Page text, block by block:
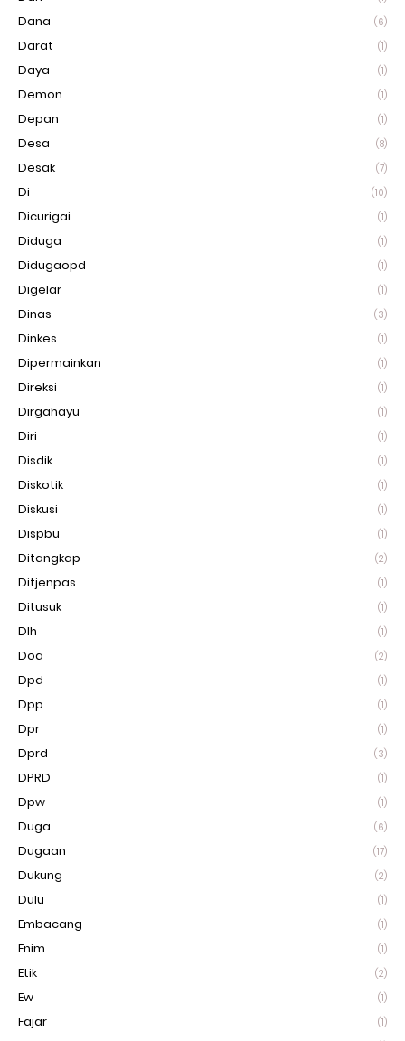
Dana (6)
Darat (1)
Daya (1)
Demon (1)
Depan (1)
Desa (8)
Desak (7)
Di (10)
Dicurigai (1)
Diduga (1)
Didugaopd (1)
Digelar (1)
Dinas (3)
Dinkes (1)
Dipermainkan (1)
Direksi (1)
Dirgahayu (1)
Diri (1)
Disdik (1)
Diskotik (1)
Diskusi (1)
Dispbu (1)
Ditangkap (2)
Ditjenpas (1)
Ditusuk (1)
Dlh (1)
Doa (2)
Dpd (1)
Dpp (1)
Dpr (1)
Dprd (3)
DPRD (1)
Dpw (1)
Duga (6)
Dugaan (17)
Dukung (2)
Dulu (1)
Embacang (1)
Enim (1)
Etik (2)
Ew (1)
Fajar (1)